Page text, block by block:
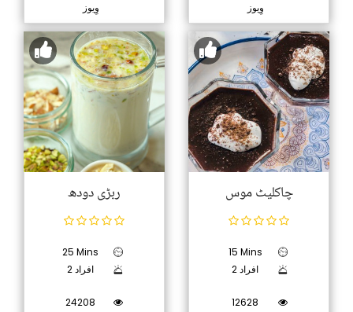
وِیوز
وِیوز
ربڑی دودھ
25 Mins
2 افراد
24208
چاکلیٹ موس
15 Mins
2 افراد
12628